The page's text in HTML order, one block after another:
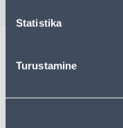
Statistika
Turustamine
Kirjeldus